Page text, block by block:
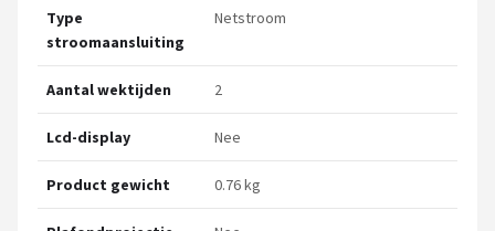
Type
stroomaansluiting
Netstroom
Aantal wektijden 2
Lcd-display Nee
Product gewicht 0.76 kg